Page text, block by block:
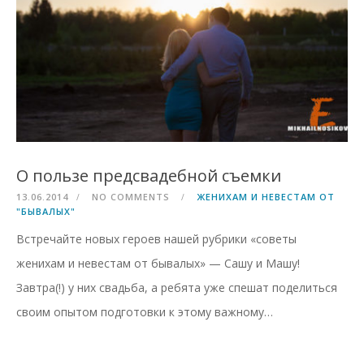
О пользе предсвадебной съемки
13.06.2014 NO COMMENTS
ЖЕНИХАМ И НЕВЕСТАМ ОТ
"БЫВАЛЫХ"
Встречайте новых героев нашей рубрики «советы
женихам и невестам от бывалых» — Сашу и Машу!
Завтра(!) у них свадьба, а ребята уже спешат поделиться
своим опытом подготовки к этому важному…